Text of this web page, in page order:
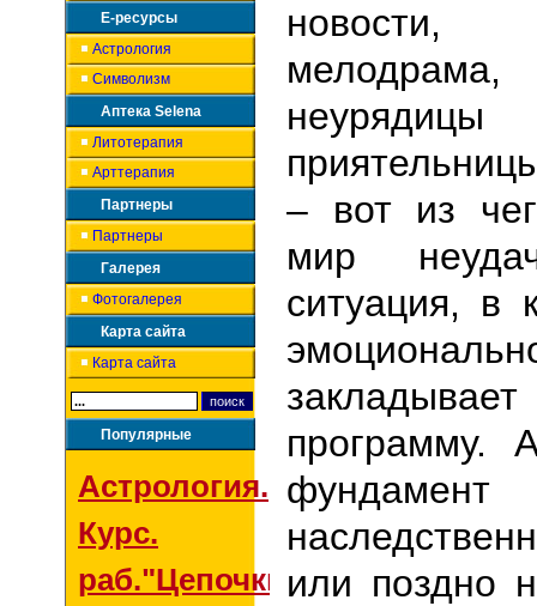
Е-ресурсы
Астрология
Символизм
Аптека Selena
Литотерапия
Арттерапия
Партнеры
Партнеры
Галерея
Фотогалерея
Карта сайта
Карта сайта
Популярные
Астрология.
Курс.
раб."Цепочки
– вот из
мир
ситуация, в
программу.
фундамент
или поздно